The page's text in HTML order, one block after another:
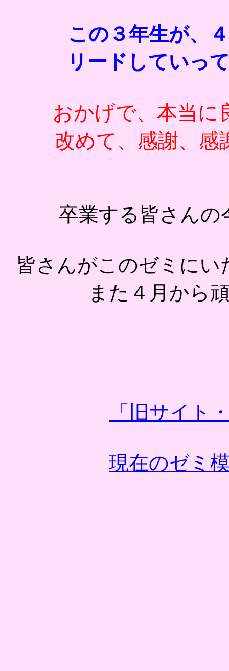
この３年生が、
リードしていっ
おかげで、本当に
改めて、感謝、感
卒業する皆さんの
皆さんがこのゼミに
また４月から
「旧サイト
現在のゼミ